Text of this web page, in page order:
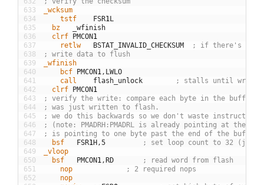
633
634
635
636
637
638
639
640
641
642
643
644
645
646
647
648
649
650
651
652
_wcksum
	tstf
FSR1L
bz
wfinish
clrf
PMCON1
	retlw
BSTAT INVALID CHECKSUM
; if there's a
; write data to flush
_wfinish
	bcf
PMCON1, LWLO
	call
flash unlock
; stalls until write
clrf
PMCON1
; verify the write: compare each byte in the buffer
; was just written to flash.
; we do this backwards so we don't waste
; (note: PMADRH:PMADRL is already pointing at the
; is pointing to one byte past the end of the buffer)
bsf
FSR1H ,5
; set loop count to 32 (just
_vloop
bsf
PMCON1, RD
; read word from flash
	nop
; 2 required nops
	nop